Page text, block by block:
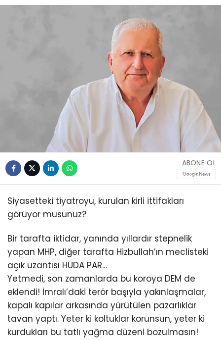
ABONE OL
Siyasetteki tiyatroyu, kurulan kirli ittifakları
görüyor musunuz?
Bir tarafta iktidar, yanında yıllardır stepnelik
yapan MHP, diğer tarafta Hizbullah’ın meclisteki
açık uzantısı HÜDA PAR…
Yetmedi, son zamanlarda bu koroya DEM de
eklendi! İmralı’daki terör başıyla yakınlaşmalar,
kapalı kapılar arkasında yürütülen pazarlıklar
tavan yaptı. Yeter ki koltuklar korunsun, yeter ki
kurdukları bu tatlı yağma düzeni bozulmasın!